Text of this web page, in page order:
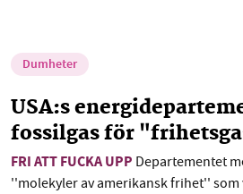
Dumheter
USA:s
fossilgas för
FRI ATT FUCKA UPP Departementet
''molekyler av amerikansk frihet'' som